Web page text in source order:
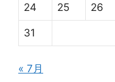
24 25 26
31
« 7月